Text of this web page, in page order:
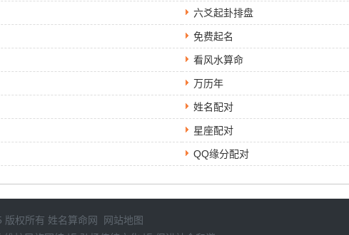
六爻起卦排盘
免费起名
看风水算命
万历年
姓名配对
星座配对
QQ缘分配对
版权所有 姓名算命网
网站地图